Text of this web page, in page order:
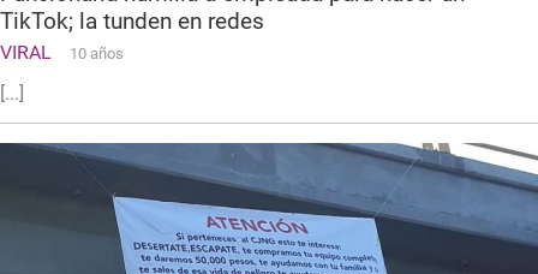
TikTok; la tunden en redes
VIRAL 10 años
[...]